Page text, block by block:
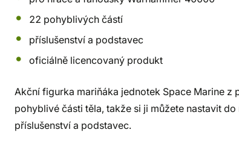
22 pohyblivých částí
příslušenství a podstavec
oficiálně licencovaný produkt
Akční figurka mariňáka jednotek Space Marine z
pohyblivé části těla, takže si ji můžete nastavit
příslušenství a podstavec.